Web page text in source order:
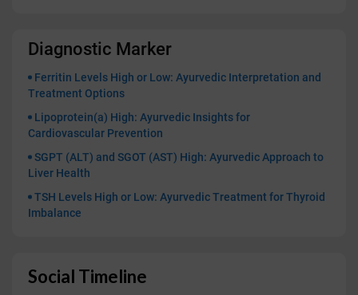
Diagnostic Marker
Ferritin Levels High or Low: Ayurvedic Interpretation and
Treatment Options
Lipoprotein(a) High: Ayurvedic Insights for
Cardiovascular Prevention
SGPT (ALT) and SGOT (AST) High: Ayurvedic Approach to
Liver Health
TSH Levels High or Low: Ayurvedic Treatment for Thyroid
Imbalance
Social Timeline